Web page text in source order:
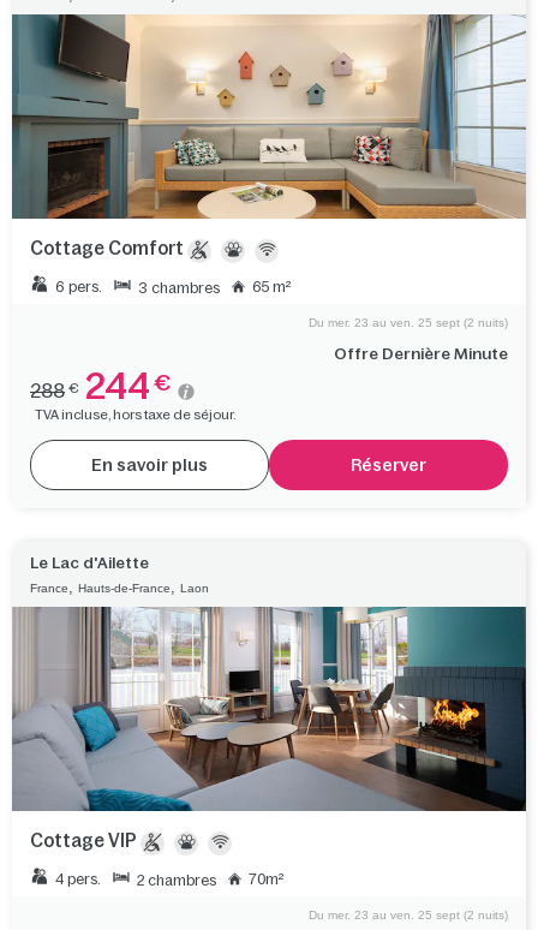
Cottage Comfort
6 pers. 3 chambres 65 m²
Offre Dernière Minute
Du mer. 23 au ven. 25 sept (2 nuits)
288 € 244 €
TVA incluse, hors taxe de séjour.
En savoir plus Réserver
Le Lac d'Ailette
France, Hauts-de-France, Laon
Cottage VIP
4 pers. 2 chambres 70m²
Du mer. 23 au ven. 25 sept (2 nuits)